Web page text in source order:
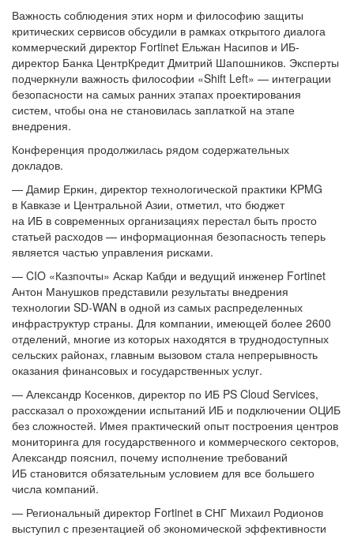
Важность соблюдения этих норм и философию защиты
критических сервисов обсудили в рамках открытого диалога
коммерческий директор Fortinet Ельжан Насипов и ИБ-
директор Банка ЦентрКредит Дмитрий Шапошников. Эксперты
подчеркнули важность философии «Shift Left» — интеграции
безопасности на самых ранних этапах проектирования
систем, чтобы она не становилась заплаткой на этапе
внедрения.
Конференция продолжилась рядом содержательных
докладов.
— Дамир Еркин, директор технологической практики KPMG
в Кавказе и Центральной Азии, отметил, что бюджет
на ИБ в современных организациях перестал быть просто
статьей расходов — информационная безопасность теперь
является частью управления рисками.
— CIO «Казпочты» Аскар Кабди и ведущий инженер Fortinet
Антон Манушков представили результаты внедрения
технологии SD-WAN в одной из самых распределенных
инфраструктур страны. Для компании, имеющей более 2600
отделений, многие из которых находятся в труднодоступных
сельских районах, главным вызовом стала непрерывность
оказания финансовых и государственных услуг.
— Александр Косенков, директор по ИБ PS Cloud Services,
рассказал о прохождении испытаний ИБ и подключении ОЦИБ
без сложностей. Имея практический опыт построения центров
мониторинга для государственного и коммерческого секторов,
Александр пояснил, почему исполнение требований
ИБ становится обязательным условием для все большего
числа компаний.
— Региональный директор Fortinet в СНГ Михаил Родионов
выступил с презентацией об экономической эффективности